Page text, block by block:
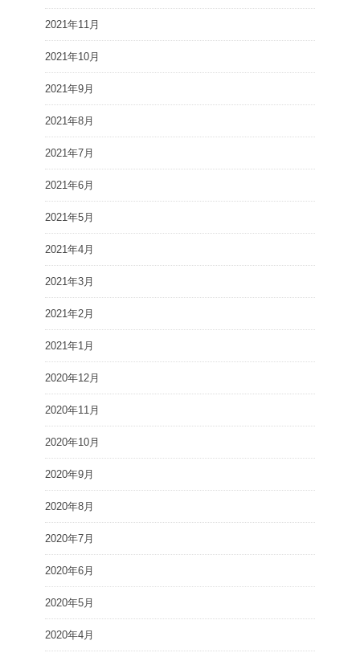
2021年11月
2021年10月
2021年9月
2021年8月
2021年7月
2021年6月
2021年5月
2021年4月
2021年3月
2021年2月
2021年1月
2020年12月
2020年11月
2020年10月
2020年9月
2020年8月
2020年7月
2020年6月
2020年5月
2020年4月